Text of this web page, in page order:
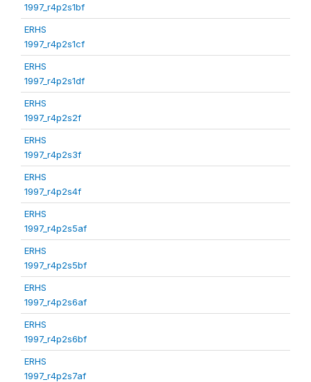
1997_r4p2s1bf
ERHS
1997_r4p2s1cf
ERHS
1997_r4p2s1df
ERHS
1997_r4p2s2f
ERHS
1997_r4p2s3f
ERHS
1997_r4p2s4f
ERHS
1997_r4p2s5af
ERHS
1997_r4p2s5bf
ERHS
1997_r4p2s6af
ERHS
1997_r4p2s6bf
ERHS
1997_r4p2s7af